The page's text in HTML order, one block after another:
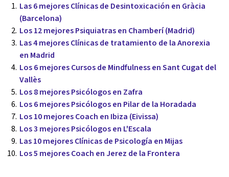
Las 6 mejores Clínicas de Desintoxicación en Gràcia
(Barcelona)
Los 12 mejores Psiquiatras en Chamberí (Madrid)
Las 4 mejores Clínicas de tratamiento de la Anorexia
en Madrid
Los 6 mejores Cursos de Mindfulness en Sant Cugat del
Vallès
Los 8 mejores Psicólogos en Zafra
Los 6 mejores Psicólogos en Pilar de la Horadada
Los 10 mejores Coach en Ibiza (Eivissa)
Los 3 mejores Psicólogos en L'Escala
Las 10 mejores Clínicas de Psicología en Mijas
Los 5 mejores Coach en Jerez de la Frontera